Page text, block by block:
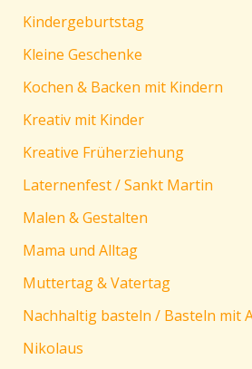
Kindergeburtstag
Kleine Geschenke
Kochen & Backen mit Kindern
Kreativ mit Kinder
Kreative Früherziehung
Laternenfest / Sankt Martin
Malen & Gestalten
Mama und Alltag
Muttertag & Vatertag
Nachhaltig basteln / Basteln mit
Nikolaus